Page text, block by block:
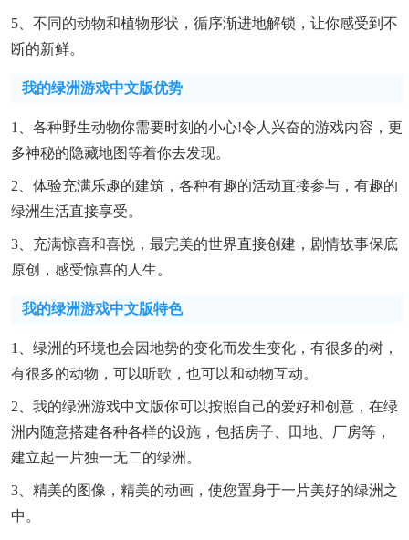
5、不同的动物和植物形状，循序渐进地解锁，让你感受到不
断的新鲜。
我的绿洲游戏中文版优势
1、各种野生动物你需要时刻的小心!令人兴奋的游戏内容，更
多神秘的隐藏地图等着你去发现。
2、体验充满乐趣的建筑，各种有趣的活动直接参与，有趣的
绿洲生活直接享受。
3、充满惊喜和喜悦，最完美的世界直接创建，剧情故事保底
原创，感受惊喜的人生。
我的绿洲游戏中文版特色
1、绿洲的环境也会因地势的变化而发生变化，有很多的树，
有很多的动物，可以听歌，也可以和动物互动。
2、我的绿洲游戏中文版你可以按照自己的爱好和创意，在绿
洲内随意搭建各种各样的设施，包括房子、田地、厂房等，
建立起一片独一无二的绿洲。
3、精美的图像，精美的动画，使您置身于一片美好的绿洲之
中。